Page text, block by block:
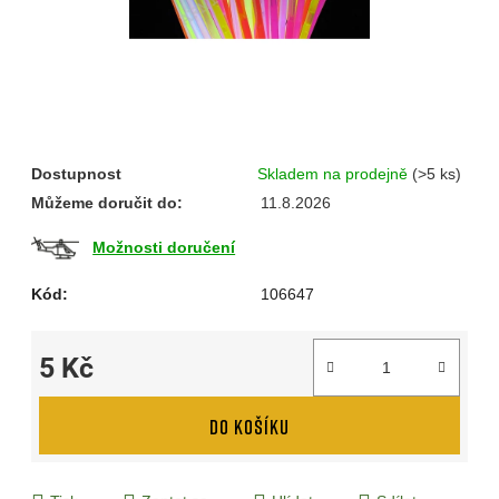
Dostupnost Skladem na prodejně (>5 ks)
Můžeme doručit do:
11.8.2026
Možnosti doručení
Kód: 106647
5 Kč
Měrná cena:
DO KOŠÍKU